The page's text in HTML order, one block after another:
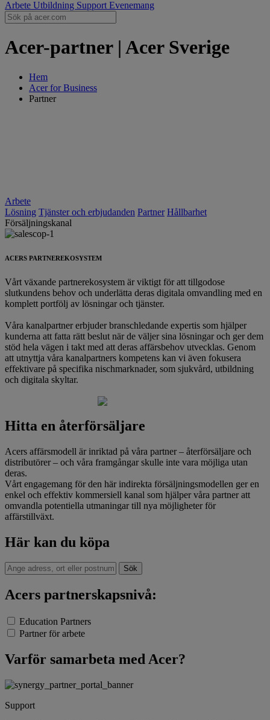
Arbete Utbildning Support Evenemang
Acer-partner | Acer Sverige
Hem
Acer for Business
Partner
Arbete
Lösning Tjänster och erbjudanden Partner Hållbarhet
Försäljningskanal
ACERS PARTNEREKOSYSTEM
Vårt växande partnerekosystem är viktigt för att tillgodose
slutkundens behov och underlätta deras digitala omvandling med en
komplett portfölj av lösningar och tjänster.
Våra kanalpartner erbjuder branschledande expertis som hjälper
kunderna att fatta rätt beslut när de väljer sina lösningar och ger dem
stöd hela vägen i takt med att deras affärsbehov utvecklas. Genom
att utnyttja våra kanalpartners kompetens kan vi även fokusera
effektivare på specifika nischmarknader, som sjukvård, utbildning
och digitala skyltar.
Hitta en återförsäljare
Acers affärsmodell är inriktad på våra partner – återförsäljare och
distributörer – och våra framgångar skulle inte vara möjliga utan
deras.
Vårt engagemang för den här indirekta försäljningsmodellen ger en
enkel och effektiv kommersiell kanal som hjälper våra partner att
omvandla potentiella utmaningar till nya möjligheter för
affärstillväxt.
Här kan du köpa
Sök
Acers partnerskapsnivå:
Education Partners
Partner för arbete
Varför samarbeta med Acer?
Support